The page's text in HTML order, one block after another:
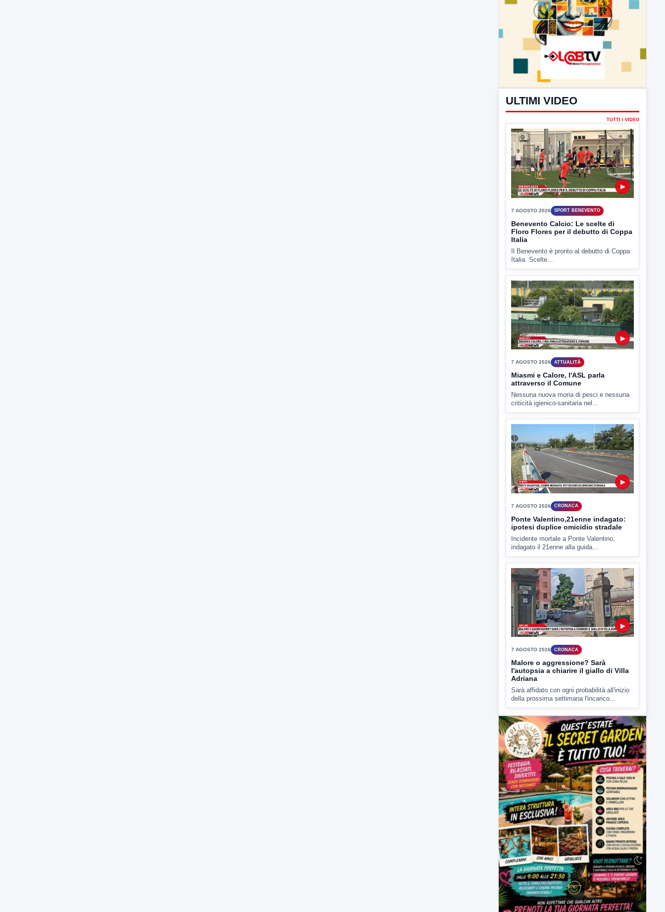
ULTIMI VIDEO
TUTTI I VIDEO
7 AGOSTO 2026
Benevento Calcio: Le scelte di
Floro Flores per il debutto di Coppa
Italia
Il Benevento è pronto al debutto di Coppa
Italia. Scelte...
Miasmi e Calore, l'ASL parla
attraverso il Comune
Nessuna nuova moria di pesci e nessuna
criticità igienico-sanitaria nel...
▶
Ponte Valentino,21enne indagato:
ipotesi duplice omicidio stradale
Incidente mortale a Ponte Valentino,
indagato il 21enne alla guida...
7 AGOSTO 2026 CRONACA
Malore o aggressione? Sarà
l'autopsia a chiarire il giallo di Villa
Adriana
Sarà affidato con ogni probabilità all'inizio
della prossima settimana l'incarico...